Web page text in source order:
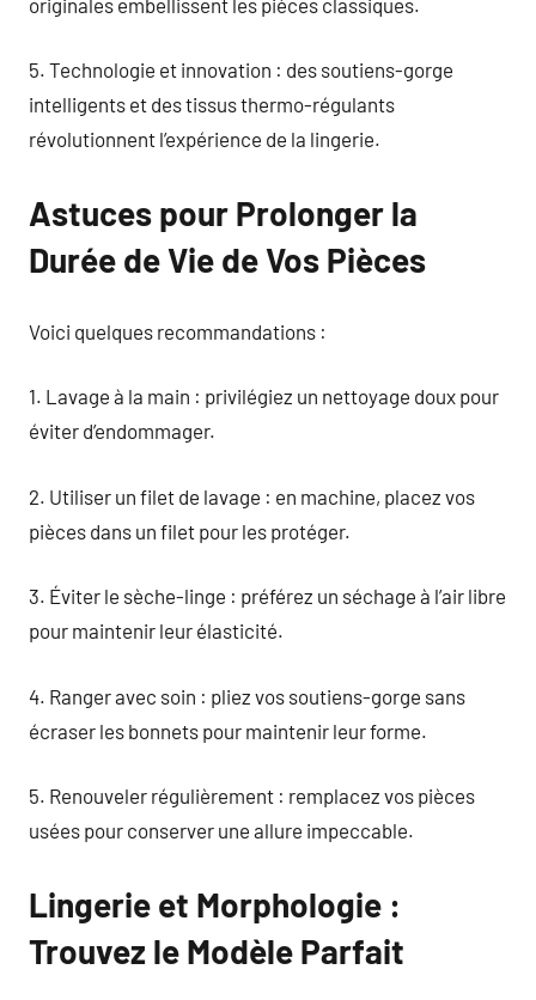
5. Technologie et innovation : des soutiens-gorge
intelligents et des tissus thermo-régulants
révolutionnent l’expérience de la lingerie.
Astuces pour Prolonger la
Durée de Vie de Vos Pièces
Voici quelques recommandations :
1. Lavage à la main : privilégiez un nettoyage doux pour
éviter d’endommager.
2. Utiliser un filet de lavage : en machine, placez vos
pièces dans un filet pour les protéger.
3. Éviter le sèche-linge : préférez un séchage à l’air libre
pour maintenir leur élasticité.
4. Ranger avec soin : pliez vos soutiens-gorge sans
écraser les bonnets pour maintenir leur forme.
5. Renouveler régulièrement : remplacez vos pièces
usées pour conserver une allure impeccable.
Lingerie et Morphologie :
Trouvez le Modèle Parfait